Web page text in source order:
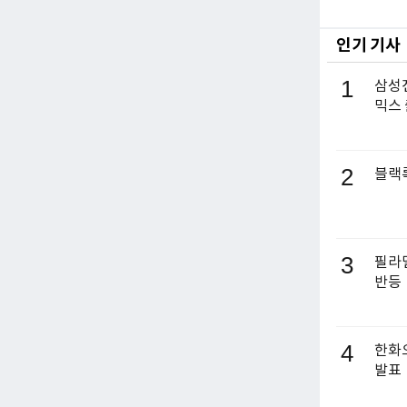
인기 기사
1
삼성
믹스
2 블랙
3
필라
반등
4
한화
발표